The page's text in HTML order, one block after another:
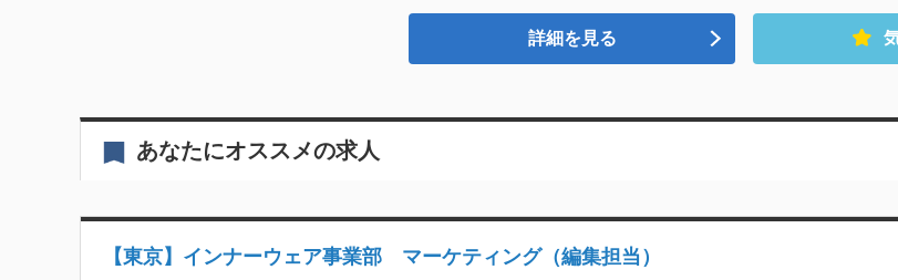
詳細を見る
あなたにオススメの求人
【東京】インナーウェア事業部 マーケティング（編集担当）